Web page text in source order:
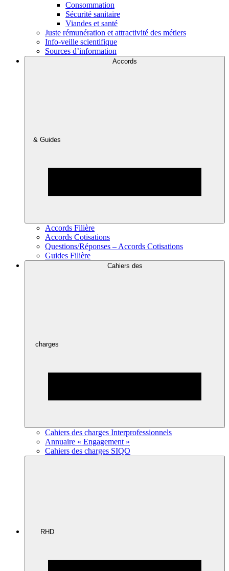
Consommation
Sécurité sanitaire
Viandes et santé
Juste rémunération et attractivité des métiers
Info-veille scientifique
Sources d’information
Accords
& Guides
Accords Filière
Accords Cotisations
Questions/Réponses – Accords Cotisations
Guides Filière
Cahiers des
charges
Cahiers des charges Interprofessionnels
Annuaire « Engagement »
Cahiers des charges SIQO
RHD